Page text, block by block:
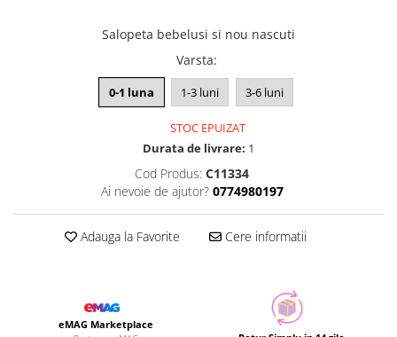
Salopeta bebelusi si nou nascuti
Varsta:
0-1 luna 1-3 luni 3-6 luni
STOC EPUIZAT
Durata de livrare: 1
Cod Produs: C11334
Ai nevoie de ajutor? 0774980197
Adauga la Favorite Cere informatii
eMAG Marketplace